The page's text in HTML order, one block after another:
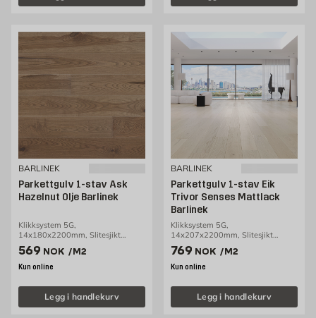
BARLINEK
Parkettgulv 1-stav Ask
Hazelnut Olje Barlinek
Klikksystem 5G,
14x180x2200mm, Slitesjikt
2,5mm, 2,77m2/pakke
Pris 569 NOK /m2
569 NOK /M2
Kun online
Legg i handlekurv
BARLINEK
Parkettgulv 1-stav Eik
Trivor Senses Mattlack
Barlinek
Klikksystem 5G,
14x207x2200mm, Slitesjikt
3,2mm, 3,18m2/pakke
Pris 769 NOK /m2
769 NOK /M2
Kun online
Legg i handlekurv